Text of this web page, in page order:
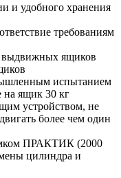
и удобного хранения
требованиям
выдвижных ящиков
испытанием
на ящик 30 кг
устройством, не
более чем один
ПРАКТИК (2000
цилиндра и